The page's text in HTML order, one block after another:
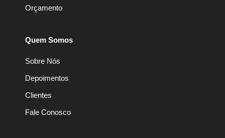
Orçamento
Quem Somos
Sobre Nós
Depoimentos
Clientes
Fale Conosco